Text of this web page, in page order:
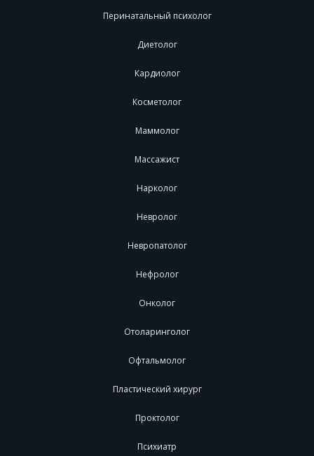
Перинатальный психолог
Диетолог
Кардиолог
Косметолог
Маммолог
Массажист
Нарколог
Невролог
Невропатолог
Нефролог
Онколог
Отоларинголог
Офтальмолог
Пластический хирург
Проктолог
Психиатр